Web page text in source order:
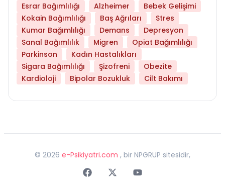
Esrar Bağımlılığı
Alzheimer
Bebek Gelişimi
Kokain Bağımlılığı
Baş Ağrıları
Stres
Kumar Bağımlılığı
Demans
Depresyon
Sanal Bağımlılık
Migren
Opiat Bağımlılığı
Parkinson
Kadın Hastalıkları
Sigara Bağımlılığı
Şizofreni
Obezite
Kardioloji
Bipolar Bozukluk Cilt Bakımı
© 2026 e-Psikiyatri.com , bir NPGRUP sitesidir,